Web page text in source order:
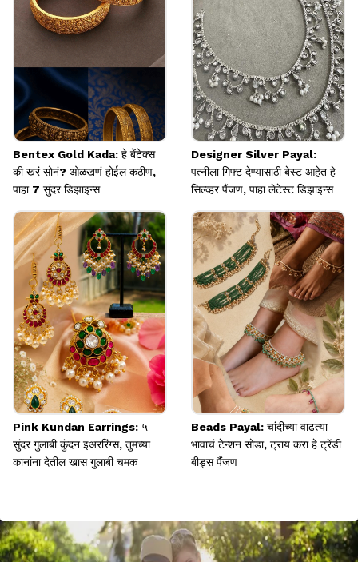
Image credits: pinterest
Bentex Gold Kada: हे बेंटेक्स
की खरं सोनं? ओळखणं होईल कठीण,
पाहा 7 सुंदर डिझाइन्स
Designer Silver Payal:
पत्नीला गिफ्ट देण्यासाठी बेस्ट आहेत हे
सिल्व्हर पैंजण, पाहा लेटेस्ट डिझाइन्स
Pink Kundan Earrings: ५
सुंदर गुलाबी कुंदन इअररिंग्स, तुमच्या
कानांना देतील खास गुलाबी चमक
Beads Payal: चांदीच्या वाढत्या
भावाचं टेन्शन सोडा, ट्राय करा हे ट्रेंडी
बीड्स पैंजण